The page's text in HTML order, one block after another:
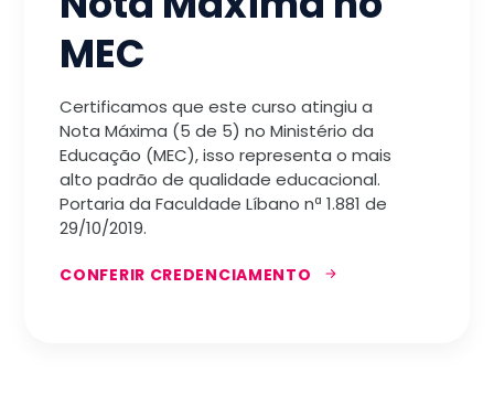
MEC
Certificamos que este curso atingiu a
Nota Máxima (5 de 5) no Ministério da
Educação (MEC), isso representa o mais
alto padrão de qualidade educacional.
Portaria da Faculdade Líbano nª 1.881 de
29/10/2019.
CONFERIR CREDENCIAMENTO